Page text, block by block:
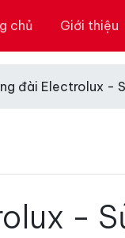
chủ Giới thiệu
đài Electrolux -
-